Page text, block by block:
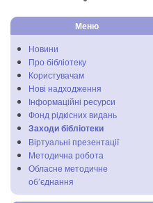
Меню
Новини
Про бібліотеку
Користувачам
Нові надходження
Інформаційні ресурси
Фонд рідкісних видань
Заходи бібліотеки
Віртуальні презентації
Методична робота
Обласне методичне
об’єднання